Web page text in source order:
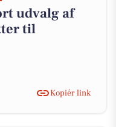
udvalg af
til
Kopiér link